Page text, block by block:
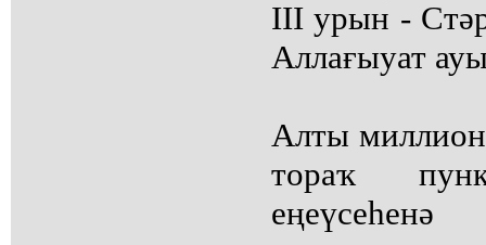
III урын -
Аллағыуат
Алты миллион
тораҡ